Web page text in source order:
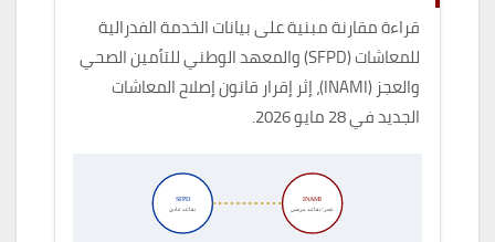
قراءة مقارنة مبنية على بيانات الخدمة الفدرالية
للمعاشات (SFPD) والمعهد الوطني للتأمين الصحي
والعجز (INAMI)، إثر إقرار قانون إصلاح المعاشات
الجديد في 28 مايو 2026.
SFPD
تقاعد عادي
INAMI
عجز / تقاعد مرضي